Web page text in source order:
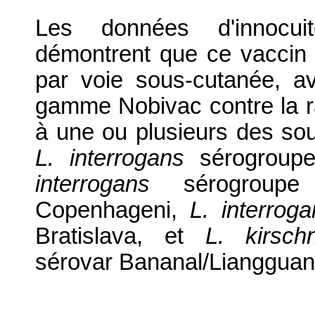
Les données
démontrent que ce
par voie sous-cutanée,
gamme Nobivac contre la
à une ou plusieurs des
L. interrogans
interrogans sérogroupe
Copenhageni, L.
Bratislava, et L.
sérovar Bananal/